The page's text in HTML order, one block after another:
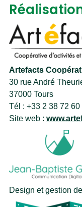
Artefacts
30 rue André
37000 Tours
Tél : +33 2 38 72 60
Site web :
Design et gestion